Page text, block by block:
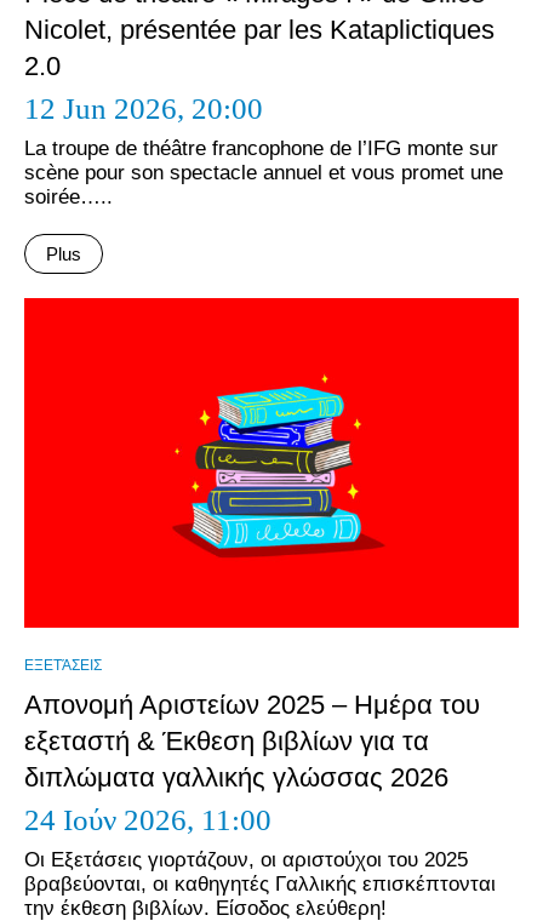
Nicolet, présentée par les Kataplictiques
2.0
12 Jun 2026, 20:00
La troupe de théâtre francophone de l’IFG monte sur
scène pour son spectacle annuel et vous promet une
soirée…..
Plus
ΕΞΕΤΆΣΕΙΣ
Απονομή Αριστείων 2025 – Ημέρα του
εξεταστή & Έκθεση βιβλίων για τα
διπλώματα γαλλικής γλώσσας 2026
24 Ιούν 2026, 11:00
Οι Εξετάσεις γιορτάζουν, οι αριστούχοι του 2025
βραβεύονται, οι καθηγητές Γαλλικής επισκέπτονται
την έκθεση βιβλίων. Είσοδος ελεύθερη!